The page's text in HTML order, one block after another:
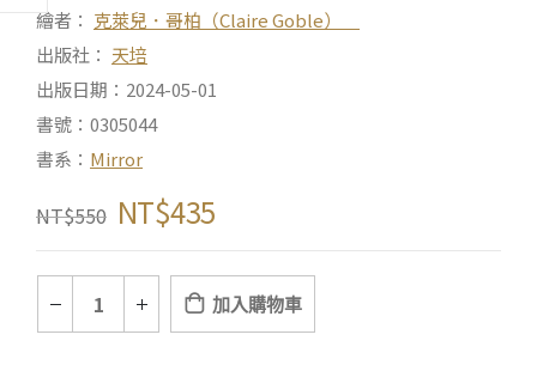
繪者： 克萊兒．哥柏（Claire Goble）
出版社： 天培
出版日期：2024-05-01
書號：0305044
書系： Mirror
NT$550 NT$435
加入購物車